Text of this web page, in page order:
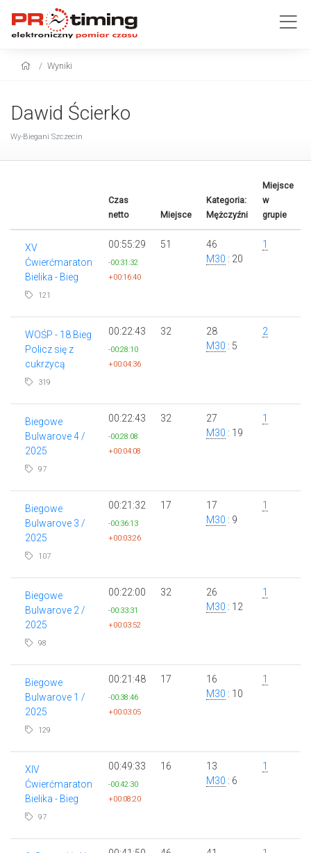
Wyniki
Dawid Ścierko
Wy-Biegani Szczecin
Czas
netto
Miejsce
Kategoria:
Mężczyźni
Miejsce
w
grupie
XV
Ćwierćmaraton
Bielika - Bieg
121
00:55:29
-00:31:32
+00:16:40
51
46
M30 : 20
1
WOŚP - 18 Bieg
Policz się z
cukrzycą
319
00:22:43
-00:28:10
+00:04:36
32
28
M30 : 5
2
Biegowe
Bulwarove 4 /
2025
97
00:22:43
-00:28:08
+00:04:08
32
27
M30 : 19
1
Biegowe
Bulwarove 3 /
2025
107
00:21:32
-00:36:13
+00:03:26
17
17
M30 : 9
1
Biegowe
Bulwarove 2 /
2025
98
00:22:00
-00:33:31
+00:03:52
32
26
M30 : 12
1
Biegowe
Bulwarove 1 /
2025
129
00:21:48
-00:38:46
+00:03:05
17
16
M30 : 10
1
XIV
Ćwierćmaraton
Bielika - Bieg
97
00:49:33
-00:42:30
+00:08:20
16
13
M30 : 6
1